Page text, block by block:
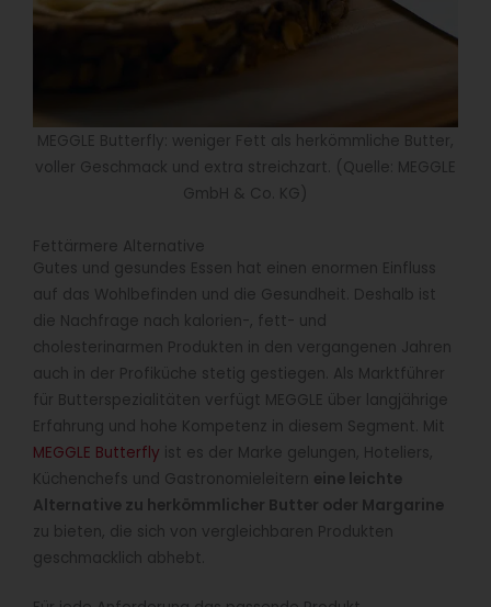
MEGGLE Butterfly: weniger Fett als herkömmliche Butter,
voller Geschmack und extra streichzart. (Quelle: MEGGLE
GmbH & Co. KG)
Fettärmere Alternative
Gutes und gesundes Essen hat einen enormen Einfluss
auf das Wohlbefinden und die Gesundheit. Deshalb ist
die Nachfrage nach kalorien-, fett- und
cholesterinarmen Produkten in den vergangenen Jahren
auch in der Profiküche stetig gestiegen. Als Marktführer
für Butterspezialitäten verfügt MEGGLE über langjährige
Erfahrung und hohe Kompetenz in diesem Segment. Mit
MEGGLE Butterfly ist es der Marke gelungen, Hoteliers,
Küchenchefs und Gastronomieleitern eine leichte
Alternative zu herkömmlicher Butter oder Margarine
zu bieten, die sich von vergleichbaren Produkten
geschmacklich abhebt.